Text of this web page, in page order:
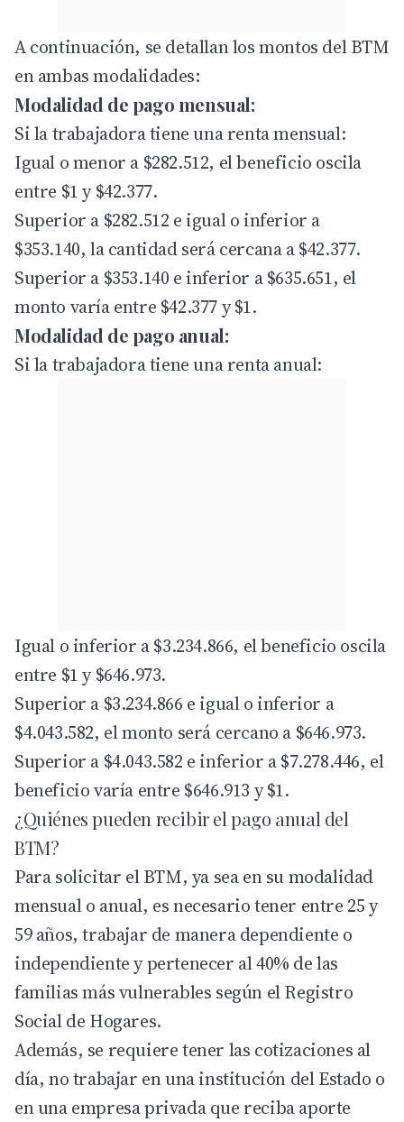
A continuación, se detallan los montos del BTM
en ambas modalidades:
Modalidad de pago mensual:
Si la trabajadora tiene una renta mensual:
Igual o menor a $282.512, el beneficio oscila
entre $1 y $42.377.
Superior a $282.512 e igual o inferior a
$353.140, la cantidad será cercana a $42.377.
Superior a $353.140 e inferior a $635.651, el
monto varía entre $42.377 y $1.
Modalidad de pago anual:
Si la trabajadora tiene una renta anual:
Igual o inferior a $3.234.866, el beneficio oscila
entre $1 y $646.973.
Superior a $3.234.866 e igual o inferior a
$4.043.582, el monto será cercano a $646.973.
Superior a $4.043.582 e inferior a $7.278.446, el
beneficio varía entre $646.913 y $1.
¿Quiénes pueden recibir el pago anual del
BTM?
Para solicitar el BTM, ya sea en su modalidad
mensual o anual, es necesario tener entre 25 y
59 años, trabajar de manera dependiente o
independiente y pertenecer al 40% de las
familias más vulnerables según el Registro
Social de Hogares.
Además, se requiere tener las cotizaciones al
día, no trabajar en una institución del Estado o
en una empresa privada que reciba aporte